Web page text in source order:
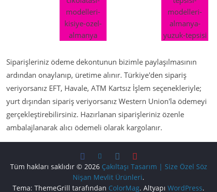
Siparişleriniz ödeme dekontunun bizimle paylaşılmasının
ardından onaylanıp, üretime alınır. Türkiye'den sipariş
veriyorsanız EFT, Havale, ATM Kartsız İşlem seçenekleriyle;
yurt dışından sipariş veriyorsanız Western Union'la ödemeyi
gerçekleştirebilirsiniz. Hazırlanan siparişleriniz özenle
ambalajlanarak alıcı ödemeli olarak kargolanır.
Tüm hakları saklıdır © 2026 Çakıltaşı Tasarım | Size Özel Söz
Nişan Mevlit Ürünleri.
Tema: ThemeGrill tarafından ColorMag. Altyapı WordPress.